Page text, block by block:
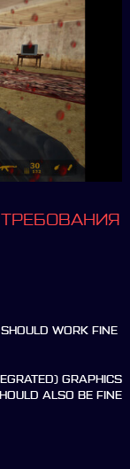
WORK FINE
GRAPHICS
ALSO BE FINE